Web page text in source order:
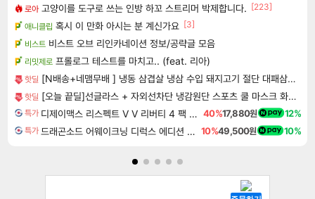
로아 고양이를 도구로 쓰는 인방 하꼬 스트리머 박제합니다. [223]
애니클립 혹시 이 만화 아시는 분 계신가요 [3]
비스트 비스트 오브 리인카네이션 정보/공략글 모음
리밋제로 프롤로그 테스트를 마치고.. (feat. 리아)
핫딜 [N배송+네맴무배 ] 냉동 삼겹살 냉삼 수입 돼지고기 절단 대패삼겹살
핫딜 [오늘 끝딜]선글라스 + 자외선차단 냉감원단 스포츠 쿨 마스크 화이트 1매입
특가 디제이맥스 리스펙트 V V 리버티 4 팩 DJMAX RESPECT V V Liberty 4 Pack DLC 40%17,880원 12%
특가 드래곤소드 어웨이크닝 디럭스 에디션 DragonSword Awakening Deluxe Edition 10%49,500원 10%